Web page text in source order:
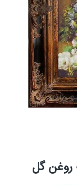
روغن گل